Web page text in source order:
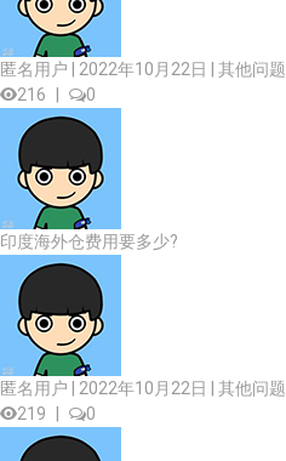
匿名用户 | 2022年10月22日 | 其他问题
216
0
印度海外仓费用要多少?
匿名用户 | 2022年10月22日 | 其他问题
219
0